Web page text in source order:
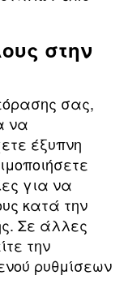
στην
σας,
να
έξυπνη
για να
κατά την
Σε άλλες
την
ρυθμίσεων